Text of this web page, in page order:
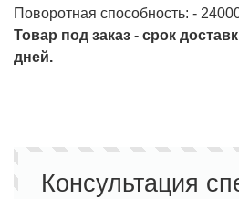
Поворотная способность: -
Товар под заказ - срок
дней.
Консультация